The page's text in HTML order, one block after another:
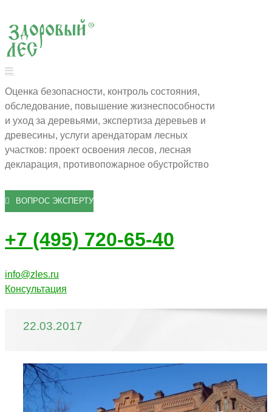
Оценка безопасности, контроль состояния,
обследование, повышение жизнеспособности
и уход за деревьями, экспертиза деревьев и
древесины, услуги арендаторам лесных
участков: проект освоения лесов, лесная
декларация, противопожарное обустройство
ВОПРОС ЭКСПЕРТУ
+7 (495) 720-65-40
info@zles.ru
Консультация
22.03.2017